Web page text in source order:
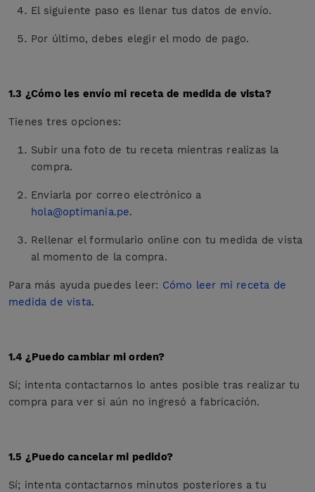
El siguiente paso es llenar tus datos de envío.
Por último, debes elegir el modo de pago.
1.3 ¿Cómo les envío mi receta de medida de vista?
Tienes tres opciones:
Subir una foto de tu receta mientras realizas la
compra.
Enviarla por correo electrónico a
hola@optimania.pe.
Rellenar el formulario online con tu medida de vista
al momento de la compra.
Para más ayuda puedes leer: Cómo leer mi receta de
medida de vista.
1.4 ¿Puedo cambiar mi orden?
Sí; intenta contactarnos lo antes posible tras realizar tu
compra para ver si aún no ingresó a fabricación.
1.5 ¿Puedo cancelar mi pedido?
Sí; intenta contactarnos minutos posteriores a tu